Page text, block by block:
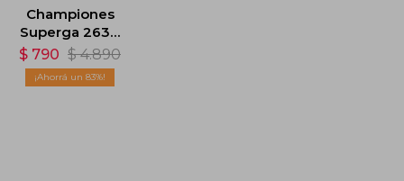
Championes
Superga 2630
Stripe
Corduroy -
Blanco
$ 790 $ 4.890
83